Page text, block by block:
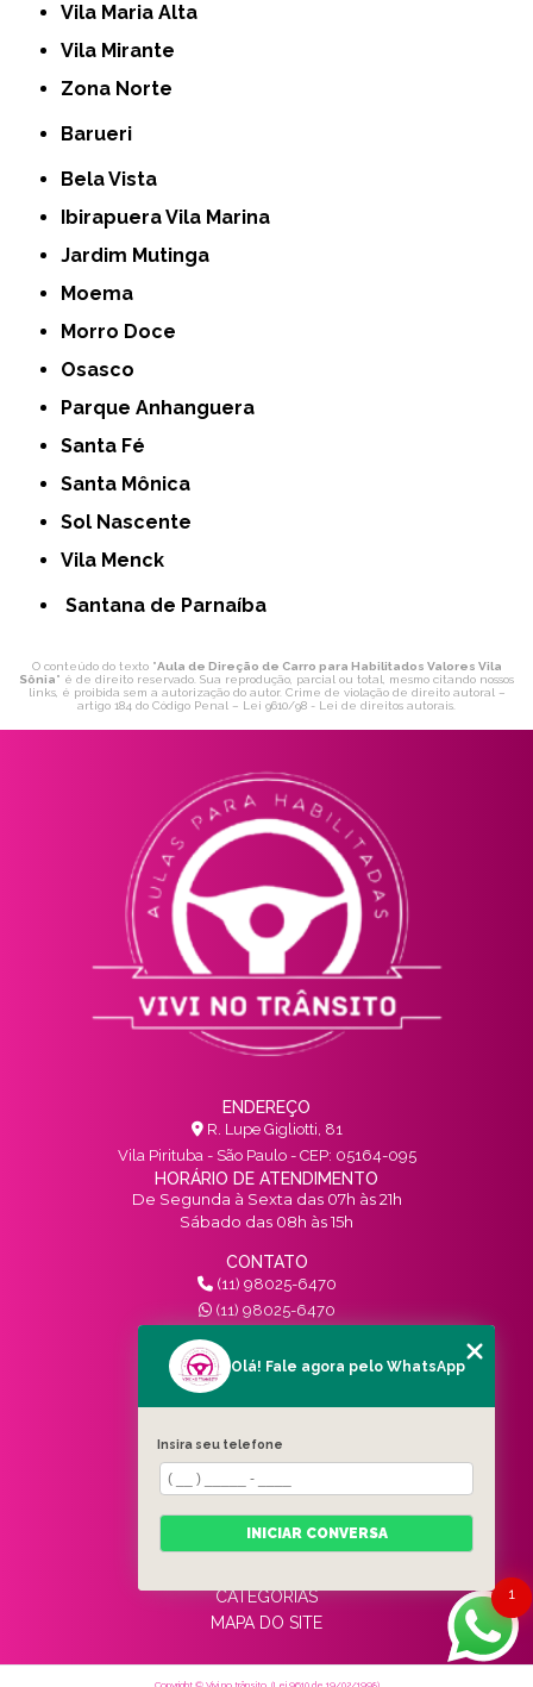
Vila Maria Alta
Vila Mirante
Zona Norte
Barueri
Bela Vista
Ibirapuera Vila Marina
Jardim Mutinga
Moema
Morro Doce
Osasco
Parque Anhanguera
Santa Fé
Santa Mônica
Sol Nascente
Vila Menck
Santana de Parnaíba
O conteúdo do texto "Aula de Direção de Carro para Habilitados Valores Vila
Sônia" é de direito reservado. Sua reprodução, parcial ou total, mesmo citando nossos
links, é proibida sem a autorização do autor. Crime de violação de direito autoral –
artigo 184 do Código Penal – Lei 9610/98 - Lei de direitos autorais.
ENDEREÇO
R. Lupe Gigliotti, 81
Vila Pirituba - São Paulo - CEP: 05164-095
HORÁRIO DE ATENDIMENTO
De Segunda à Sexta das 07h às 21h
Sábado das 08h às 15h
CONTATO
(11) 98025-6470
(11) 98025-6470
contato@vivinotransito.com.br
SIGA-NOS!
MENU
HOME
QUEM SOMOS
SERVIÇOS
BLOG
CATEGORIAS
MAPA DO SITE
Copyright © Vivi no trânsito. (Lei 9610 de 19/02/1998)
1
Olá! Fale agora pelo WhatsApp
Insira seu telefone
INICIAR CONVERSA